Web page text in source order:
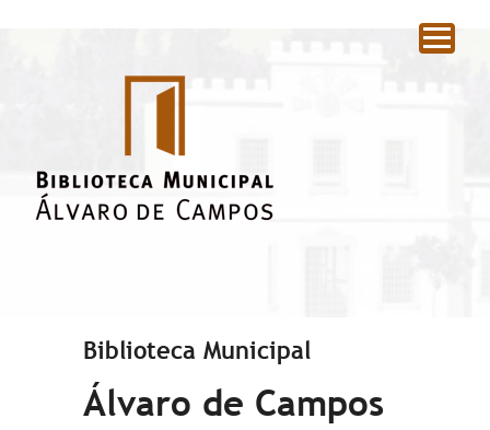
Biblioteca Municipal
Álvaro de Campos